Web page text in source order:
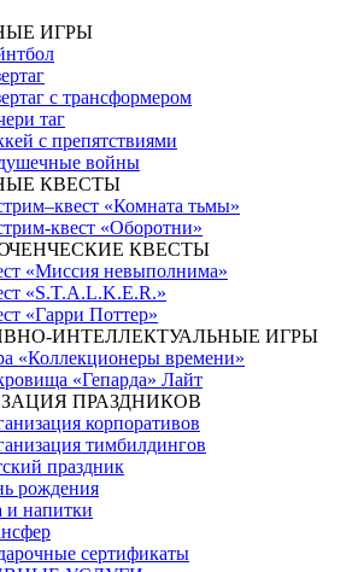
ИГРЫ
с трансформером
таг
с препятствиями
войны
КВЕСТЫ
«Комната тьмы»
квест «Оборотни»
КВЕСТЫ
«Миссия невыполнима»
«S.T.A.L.K.E.R.»
«Гарри Поттер»
ИНТЕЛЛЕКТУАЛЬНЫЕ ИГРЫ
«Коллекционеры времени»
«Гепарда» Лайт
ПРАЗДНИКОВ
корпоративов
тимбилдингов
праздник
рождения
и напитки
сертификаты